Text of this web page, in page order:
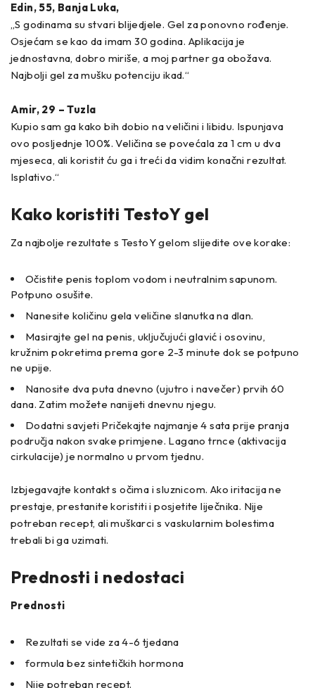
Edin, 55, Banja Luka,
„S godinama su stvari blijedjele. Gel za ponovno rođenje.
Osjećam se kao da imam 30 godina. Aplikacija je
jednostavna, dobro miriše, a moj partner ga obožava.
Najbolji gel za mušku potenciju ikad.“
Amir, 29 – Tuzla
Kupio sam ga kako bih dobio na veličini i libidu. Ispunjava
ovo posljednje 100%. Veličina se povećala za 1 cm u dva
mjeseca, ali koristit ću ga i treći da vidim konačni rezultat.
Isplativo.“
Kako koristiti TestoY gel
Za najbolje rezultate s TestoY gelom slijedite ove korake:
Očistite penis toplom vodom i neutralnim sapunom.
Potpuno osušite.
Nanesite količinu gela veličine slanutka na dlan.
Masirajte gel na penis, uključujući glavić i osovinu,
kružnim pokretima prema gore 2-3 minute dok se potpuno
ne upije.
Nanosite dva puta dnevno (ujutro i navečer) prvih 60
dana. Zatim možete nanijeti dnevnu njegu.
Dodatni savjeti Pričekajte najmanje 4 sata prije pranja
područja nakon svake primjene. Lagano trnce (aktivacija
cirkulacije) je normalno u prvom tjednu.
Izbjegavajte kontakt s očima i sluznicom. Ako iritacija ne
prestaje, prestanite koristiti i posjetite liječnika. Nije
potreban recept, ali muškarci s vaskularnim bolestima
trebali bi ga uzimati.
Prednosti i nedostaci
Prednosti
Rezultati se vide za 4-6 tjedana
formula bez sintetičkih hormona
Nije potreban recept.